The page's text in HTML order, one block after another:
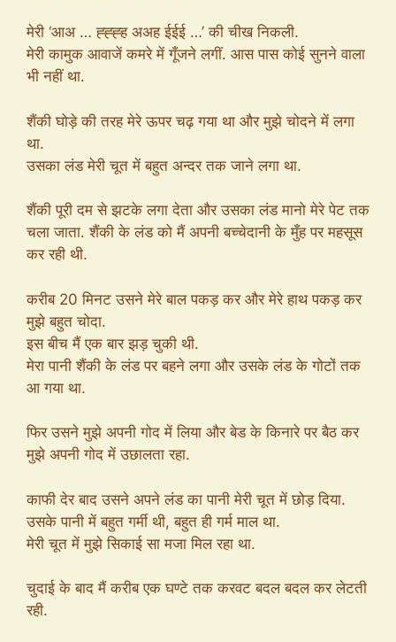
मेरी ‘आअ … ह्ह्ह्ह अअह ईईई …’ की चीख निकली.
मेरी कामुक आवाजें कमरे में गूँजने लगीं. आस पास कोई सुनने वाला
भी नहीं था.
शैंकी घोड़े की तरह मेरे ऊपर चढ़ गया था और मुझे चोदने में लगा
था.
उसका लंड मेरी चूत में बहुत अन्दर तक जाने लगा था.
शैंकी पूरी दम से झटके लगा देता और उसका लंड मानो मेरे पेट तक
चला जाता. शैंकी के लंड को मैं अपनी बच्चेदानी के मुँह पर महसूस
कर रही थी.
करीब 20 मिनट उसने मेरे बाल पकड़ कर और मेरे हाथ पकड़ कर
मुझे बहुत चोदा.
इस बीच मैं एक बार झड़ चुकी थी.
मेरा पानी शैंकी के लंड पर बहने लगा और उसके लंड के गोटों तक
आ गया था.
फिर उसने मुझे अपनी गोद में लिया और बेड के किनारे पर बैठ कर
मुझे अपनी गोद में उछालता रहा.
काफी देर बाद उसने अपने लंड का पानी मेरी चूत में छोड़ दिया.
उसके पानी में बहुत गर्मी थी, बहुत ही गर्म माल था.
मेरी चूत में मुझे सिकाई सा मजा मिल रहा था.
चुदाई के बाद मैं करीब एक घण्टे तक करवट बदल बदल कर लेटती
रही.